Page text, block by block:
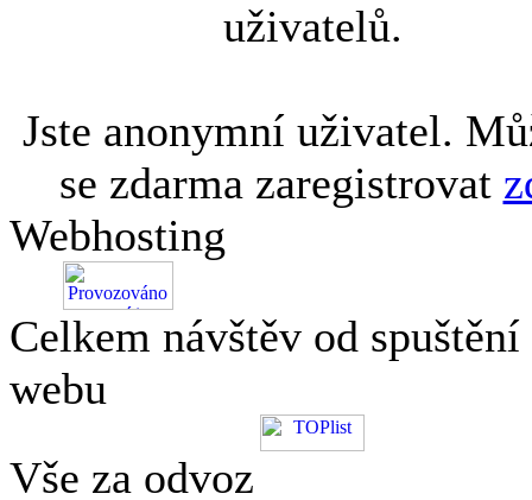
uživatelů.
Jste anonymní uživatel.
se zdarma zaregistrovat
Webhosting
Celkem návštěv od spuštění
webu
Vše za odvoz